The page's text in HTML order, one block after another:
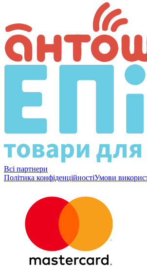
Всі партнери
Політика конфіденційностіУмови